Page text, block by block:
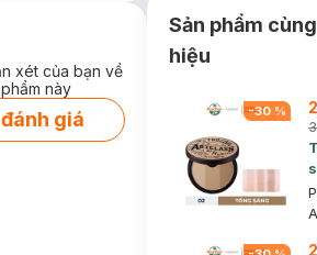
xét của bạn về
này
giá
Sản phẩm
hiệu
-30 %